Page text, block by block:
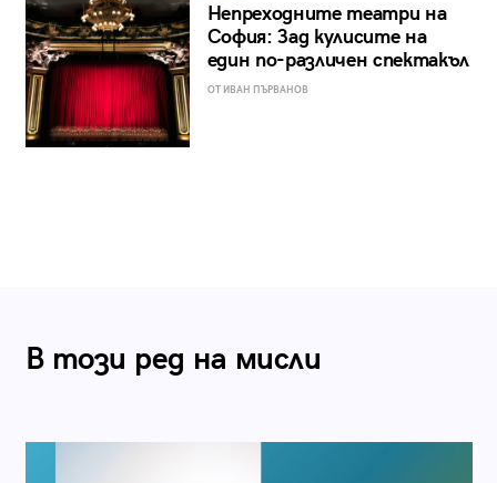
Непреходните театри на
София: Зад кулисите на
един по-различен спектакъл
ОТ ИВАН ПЪРВАНОВ
В този ред на мисли